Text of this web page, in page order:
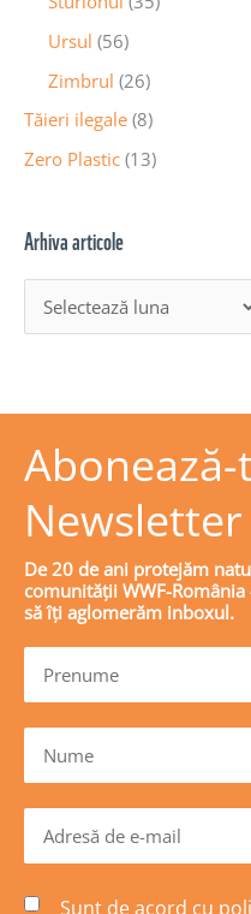
Ursul (56)
Zimbrul (26)
Tăieri ilegale (8)
Zero Plastic (13)
Arhiva articole
Abonează-
Newsletter
De 20 de ani protejăm
comunității WWF-
să îți aglomerăm inboxul.
Sunt de acord cu